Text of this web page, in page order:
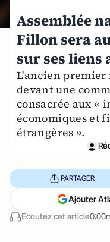
Assemblée
Fillon sera
sur ses liens
L'ancien premier
devant une
consacrée aux «
économiques et
étrangères ».
Écoutez cet article
PARTAGER
Ajouter